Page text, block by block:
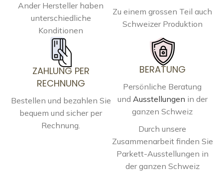
Ander Hersteller haben
unterschiedliche
Konditionen
Zu einem grossen Teil auch
Schweizer Produktion
ZAHLUNG PER
RECHNUNG
Bestellen und bezahlen Sie
bequem und sicher per
Rechnung.
BERATUNG
Persönliche Beratung
und Ausstellungen in der
ganzen Schweiz
Durch unsere
Zusammenarbeit finden Sie
Parkett-Ausstellungen in
der ganzen Schweiz